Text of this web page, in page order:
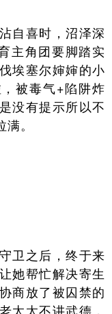
自喜时，沼泽深
主角团要脚踏实
埃塞尔婶婶的小
被毒气+陷阱炸
没有提示所以不
。
卫之后，终于来
她帮忙解决寄生
商放了被囚禁的
太太不讲武德，